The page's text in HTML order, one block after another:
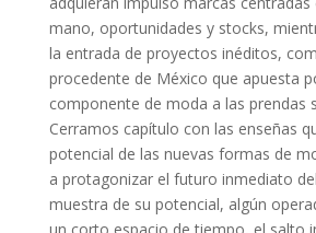
mano, oportunidades y stocks,
la entrada de proyectos inéditos,
procedente de México que apuesta
componente de moda a las prendas
Cerramos capítulo con las enseñas
potencial de las nuevas formas de
a protagonizar el futuro inmediato
muestra de su potencial, algún
un corto espacio de tiempo, el salto